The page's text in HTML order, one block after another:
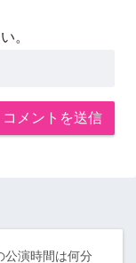
。
公演時間は何分